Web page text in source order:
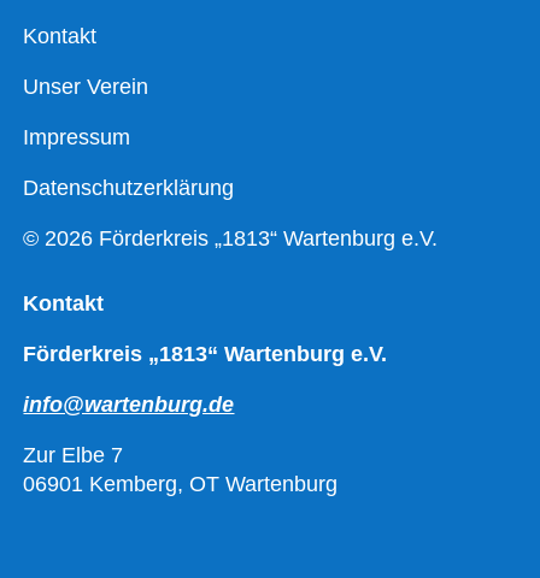
Kontakt
Unser Verein
Impressum
Datenschutzerklärung
© 2026 Förderkreis „1813“ Wartenburg e.V.
Kontakt
Förderkreis „1813“ Wartenburg e.V.
info@wartenburg.de
Zur Elbe 7
06901 Kemberg, OT Wartenburg